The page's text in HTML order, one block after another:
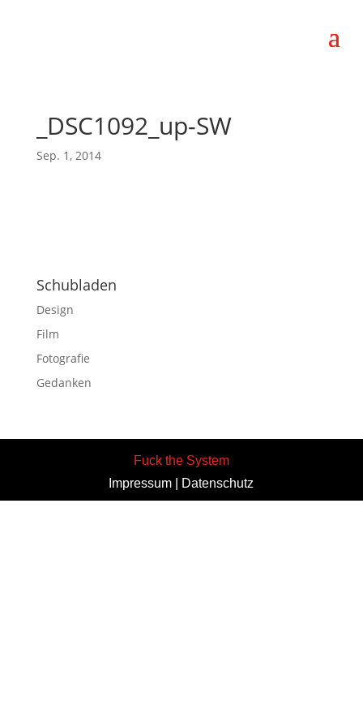
_DSC1092_up-SW
Sep. 1, 2014
Schubladen
Design
Film
Fotografie
Gedanken
Fuck the System
Impressum
Datenschutz